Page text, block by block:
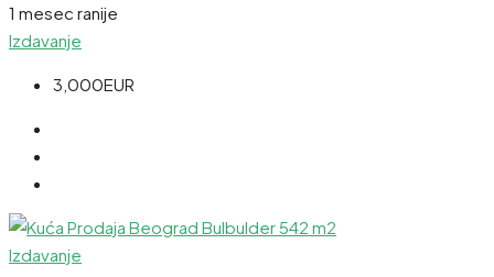
1 mesec ranije
Izdavanje
3,000EUR
Izdavanje